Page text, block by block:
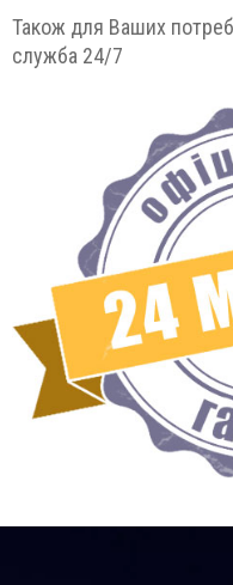
Також для Ваших
служба 24/7